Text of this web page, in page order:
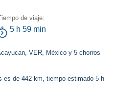
de viaje:
5 h 59 min
VER, México y 5 chorros
es de 442 km, tiempo estimado 5 h